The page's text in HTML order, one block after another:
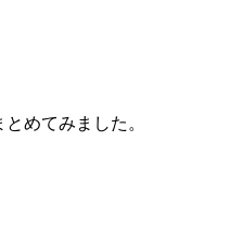
めてみました。